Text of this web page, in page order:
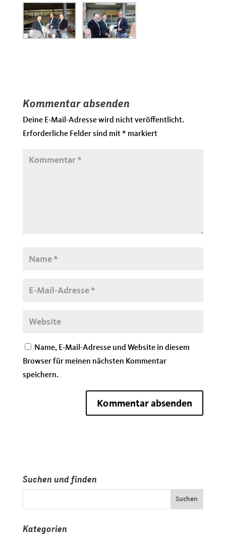
Kommentar absenden
Deine E-Mail-Adresse wird nicht veröffentlicht.
Erforderliche Felder sind mit* markiert
Name, E-Mail-Adresse und Website in diesem
Browser für meinen nächsten Kommentar
speichern.
Suchen und finden
Kategorien